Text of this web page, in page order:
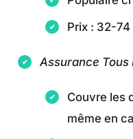
Prix : 32-
Assurance Tous
Couvre les
même en